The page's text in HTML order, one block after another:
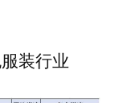
装行业